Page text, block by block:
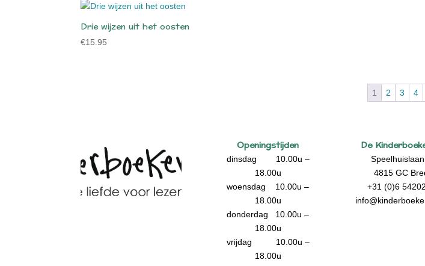
Drie wijzen uit het oosten
€15.95
1 2 3 4
Openingstijden
dinsdag 10.00u –
18.00u
woensdag 10.00u –
18.00u
donderdag 10.00u –
18.00u
vrijdag 10.00u –
18.00u
De
4815 GC
+31 (0)6